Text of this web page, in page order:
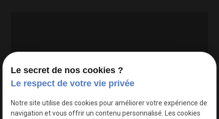
Google Maps Search API est désactivé.
Le secret de nos cookies ?
Le respect de votre vie privée
Notre site utilise des cookies pour améliorer votre expérience de
navigation et vous offrir un contenu personnalisé. Les cookies